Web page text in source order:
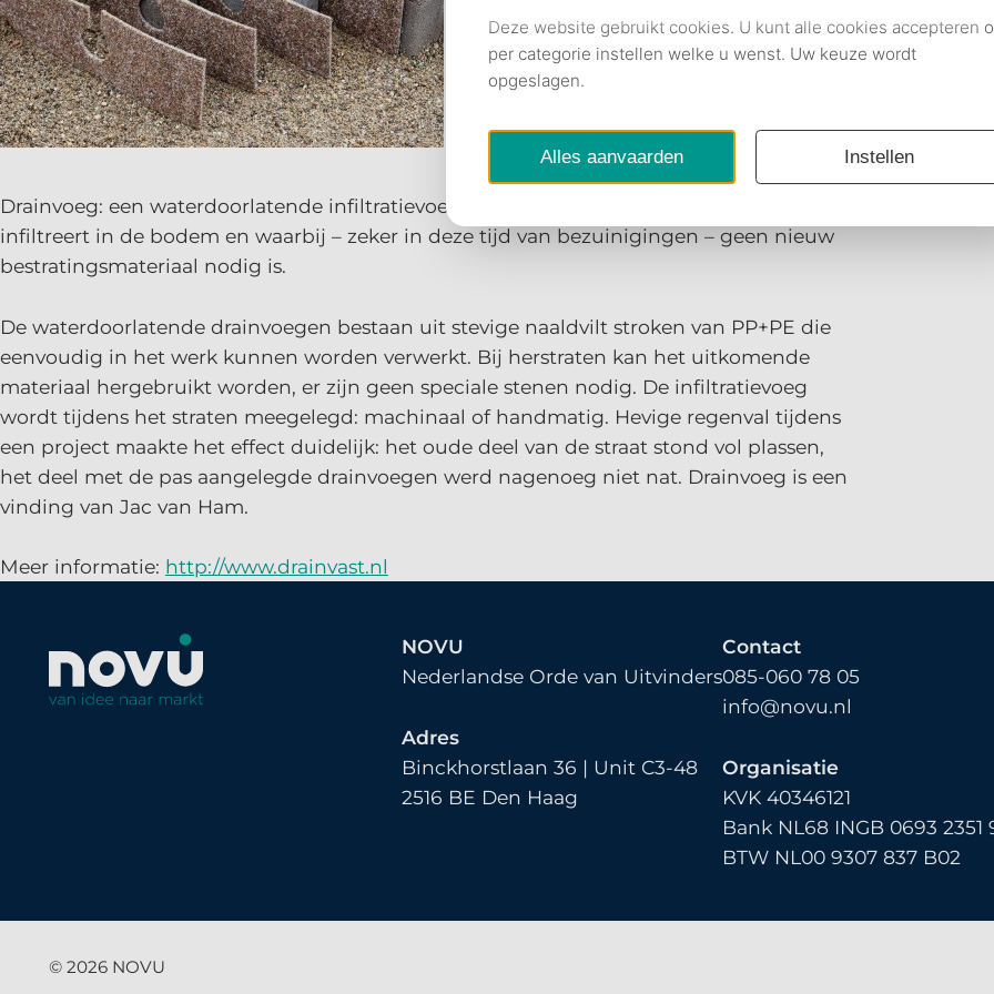
Drainvoeg: een waterdoorlatende infiltratievoeg die het hemelwater via de voegen
infiltreert in de bodem en waarbij – zeker in deze tijd van bezuinigingen – geen nieuw
bestratingsmateriaal nodig is.
De waterdoorlatende drainvoegen bestaan uit stevige naaldvilt stroken van PP+PE die
eenvoudig in het werk kunnen worden verwerkt. Bij herstraten kan het uitkomende
materiaal hergebruikt worden, er zijn geen speciale stenen nodig. De infiltratievoeg
wordt tijdens het straten meegelegd: machinaal of handmatig. Hevige regenval tijdens
een project maakte het effect duidelijk: het oude deel van de straat stond vol plassen,
het deel met de pas aangelegde drainvoegen werd nagenoeg niet nat. Drainvoeg is een
vinding van Jac van Ham.
Meer informatie: http://www.drainvast.nl
NOVU
Nederlandse Orde van Uitvinders
Adres
Binckhorstlaan 36 | Unit C3-48
2516 BE Den Haag
Contact
085-060 78 05
info@novu.nl
Organisatie
KVK 40346121
Bank NL68 INGB 0693 2351
BTW NL00 9307 837 B02
© 2026 NOVU